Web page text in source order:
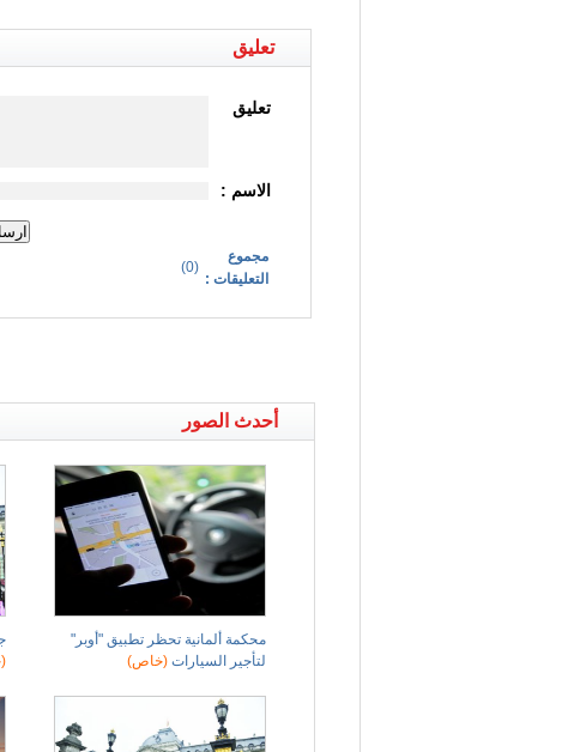
تعليق
تعليق
الاسم :
(
0
)
مجموع
التعليقات :
أحدث الصور
محكمة ألمانية تحظر تطبيق "أوبر"
لتأجير السيارات(خاص)